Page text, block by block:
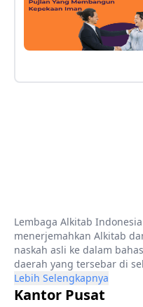
Lembaga Alkitab
menerjemahkan Alkitab
naskah asli ke dalam
daerah yang tersebar di
Lebih Selengkapnya
Kantor Pusat